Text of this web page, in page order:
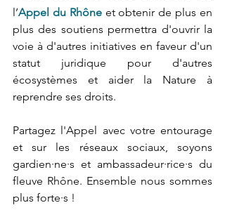
l’Appel du Rhône et obtenir de plus en
plus des soutiens permettra d'ouvrir la
voie à d'autres initiatives en faveur d'un
statut juridique pour d'autres
écosystèmes et aider la Nature à
reprendre ses droits.
Partagez l'Appel avec votre entourage
et sur les réseaux sociaux, soyons
gardien·ne·s et ambassadeur·rice·s du
fleuve Rhône. Ensemble nous sommes
plus forte·s !